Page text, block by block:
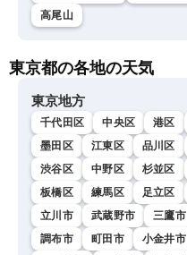
高尾山
東京都の各地の天気
東京地方
千代田区 中央区 港区
墨田区
江東区 品川区
渋谷区
中野区 杉並区
板橋区
練馬区 足立区
立川市
武蔵野市 三鷹市
調布市
町田市 小金井市